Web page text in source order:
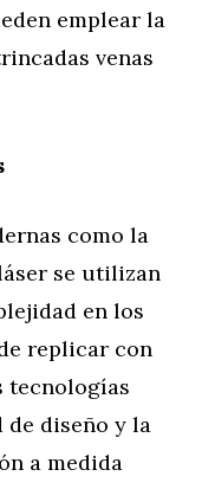
emplear la
venas
como la
se utilizan
en los
replicar con
tecnologías
diseño y la
a medida